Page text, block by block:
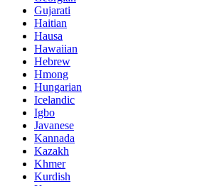
Gujarati
Haitian
Hausa
Hawaiian
Hebrew
Hmong
Hungarian
Icelandic
Igbo
Javanese
Kannada
Kazakh
Khmer
Kurdish